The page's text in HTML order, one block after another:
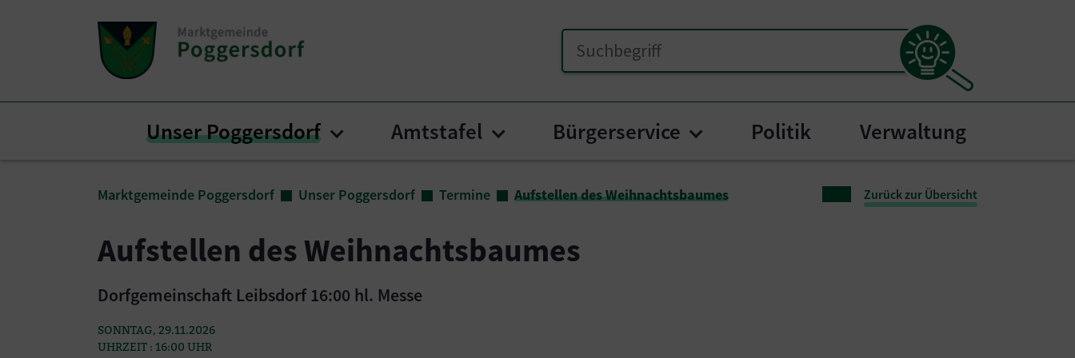
Unser Poggersdorf Submenu for "Unser Poggersdorf"
Amtstafel Submenu for "Amtstafel"
Bürgerservice Submenu for "Bürgerservice"
Politik Verwaltung
Marktgemeinde Poggersdorf Unser Poggersdorf Termine Aufstellen des Weihnachtsbaumes Zurück zur Übersicht
Aufstellen des Weihnachtsbaumes
Dorfgemeinschaft Leibsdorf 16:00 hl. Messe
SONNTAG, 29.11.2026
UHRZEIT : 16:00 UHR